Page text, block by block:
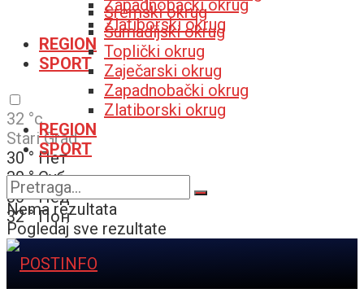
Zapadnobački okrug
Zlatiborski okrug
REGION
SPORT
32 °c
Stari Grad
30 ° Пет
30 ° Суб
30 ° Нед
32 ° Пон
Sremski okrug
Šumadijski okrug
Toplički okrug
Zaječarski okrug
Zapadnobački okrug
Zlatiborski okrug
REGION
SPORT
Nema rezultata
Pogledaj sve rezultate